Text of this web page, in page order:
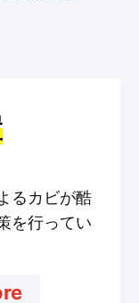
るカビが酷
を行ってい